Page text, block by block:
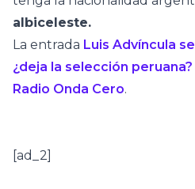
albiceleste.
La entrada Luis Advíncula
¿deja la selección peruana?
Radio Onda Cero.
[ad_2]